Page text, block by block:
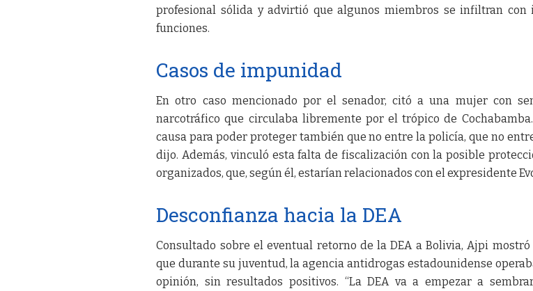
profesional sólida y advirtió que algunos miembros se infiltran con
funciones.
Casos de impunidad
En otro caso mencionado por el senador, citó a una mujer con
narcotráfico que circulaba libremente por el trópico de
causa para poder proteger también que no entre la policía, que no
dijo. Además, vinculó esta falta de fiscalización con la posible
organizados, que, según él, estarían relacionados con el expresidente
Desconfianza hacia la DEA
Consultado sobre el eventual retorno de la DEA a Bolivia, Ajpi mostró
que durante su juventud, la agencia antidrogas estadounidense
opinión, sin resultados positivos. “La DEA va a empezar a